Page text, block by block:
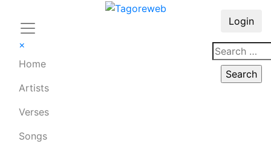
×
Home
Artists
Verses
Songs
Login